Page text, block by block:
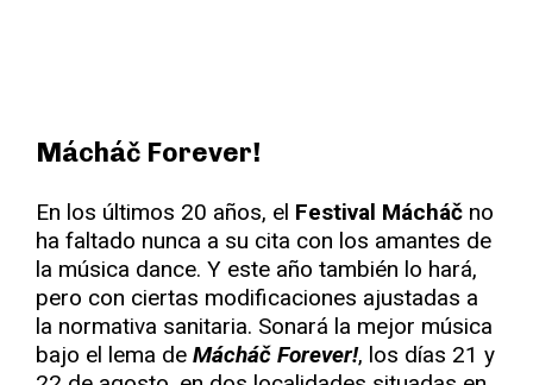
Mácháč Forever!
En los últimos 20 años, el Festival Mácháč no
ha faltado nunca a su cita con los amantes de
la música dance. Y este año también lo hará,
pero con ciertas modificaciones ajustadas a
la normativa sanitaria. Sonará la mejor música
bajo el lema de Mácháč Forever!, los días 21 y